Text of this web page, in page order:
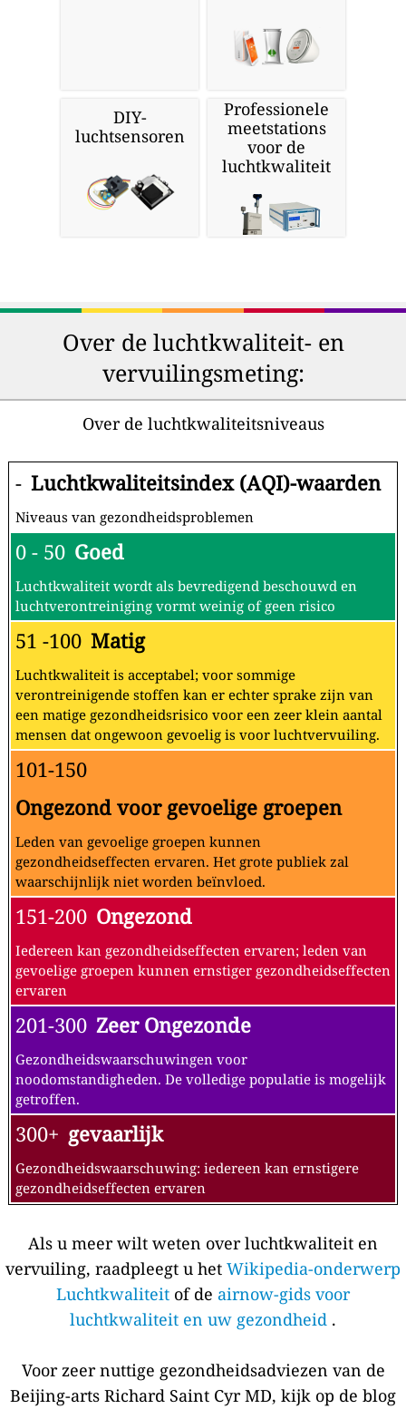
DIY-
luchtsensoren
Professionele
meetstations
voor de
luchtkwaliteit
Over de luchtkwaliteit- en
vervuilingsmeting:
Over de luchtkwaliteitsniveaus
- Luchtkwaliteitsindex (AQI)-waarden
Niveaus van gezondheidsproblemen
0 - 50 Goed
Luchtkwaliteit wordt als bevredigend beschouwd en
luchtverontreiniging vormt weinig of geen risico
51 -100 Matig
Luchtkwaliteit is acceptabel; voor sommige
verontreinigende stoffen kan er echter sprake zijn van
een matige gezondheidsrisico voor een zeer klein aantal
mensen dat ongewoon gevoelig is voor luchtvervuiling.
101-150
Ongezond voor gevoelige groepen
Leden van gevoelige groepen kunnen
gezondheidseffecten ervaren. Het grote publiek zal
waarschijnlijk niet worden beïnvloed.
151-200 Ongezond
Iedereen kan gezondheidseffecten ervaren; leden van
gevoelige groepen kunnen ernstiger gezondheidseffecten
ervaren
201-300 Zeer Ongezonde
Gezondheidswaarschuwingen voor
noodomstandigheden. De volledige populatie is mogelijk
getroffen.
300+ gevaarlijk
Gezondheidswaarschuwing: iedereen kan ernstigere
gezondheidseffecten ervaren
Als u meer wilt weten over luchtkwaliteit en
vervuiling, raadpleegt u het Wikipedia-onderwerp
Luchtkwaliteit of de airnow-gids voor
luchtkwaliteit en uw gezondheid .
Voor zeer nuttige gezondheidsadviezen van de
Beijing-arts Richard Saint Cyr MD, kijk op de blog